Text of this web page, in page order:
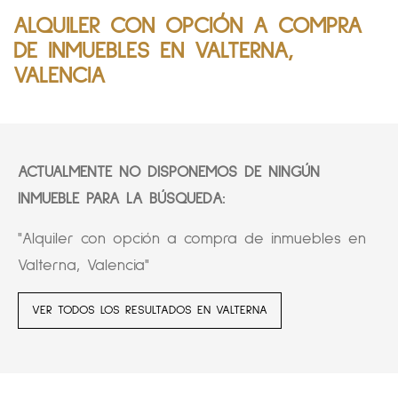
ALQUILER CON OPCIÓN A COMPRA
DE INMUEBLES EN VALTERNA,
VALENCIA
ACTUALMENTE NO DISPONEMOS DE NINGÚN
INMUEBLE PARA LA BÚSQUEDA:
"Alquiler con opción a compra de inmuebles en
Valterna, Valencia"
VER TODOS LOS RESULTADOS EN VALTERNA